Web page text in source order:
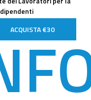
ACQUISTA €30